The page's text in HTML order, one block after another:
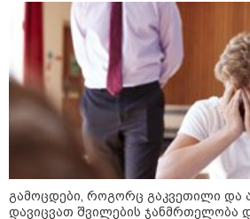
09:00 / 07-08-2026
18 წელი აგვისტოს
მოვლენების
შესაძლოა, აღარ გვახსოვს
რატომ
გამოცდები, როგორც გაკვეთილი და
დავიცვათ შვილების ჯანმრთელობა